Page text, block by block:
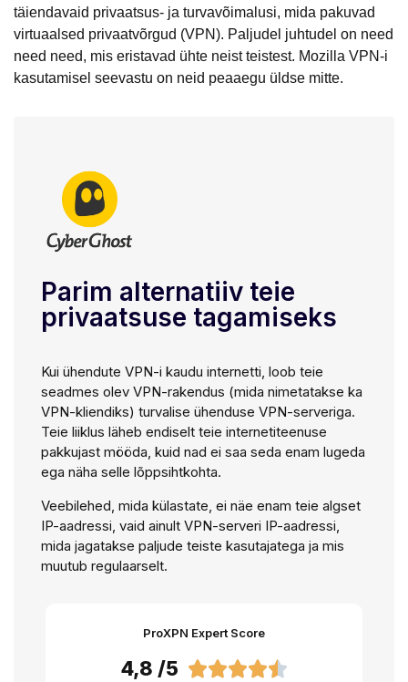
täiendavaid privaatsus- ja turvavõimalusi, mida pakuvad
virtuaalsed privaatvõrgud (VPN). Paljudel juhtudel on need
need need, mis eristavad ühte neist teistest. Mozilla VPN-i
kasutamisel seevastu on neid peaaegu üldse mitte.
Parim alternatiiv teie
privaatsuse tagamiseks
Kui ühendute VPN-i kaudu internetti, loob teie
seadmes olev VPN-rakendus (mida nimetatakse ka
VPN-kliendiks) turvalise ühenduse VPN-serveriga.
Teie liiklus läheb endiselt teie internetiteenuse
pakkujast mööda, kuid nad ei saa seda enam lugeda
ega näha selle lõppsihtkohta.
Veebilehed, mida külastate, ei näe enam teie algset
IP-aadressi, vaid ainult VPN-serveri IP-aadressi,
mida jagatakse paljude teiste kasutajatega ja mis
muutub regulaarselt.
ProXPN Expert Score
4,8 /5 